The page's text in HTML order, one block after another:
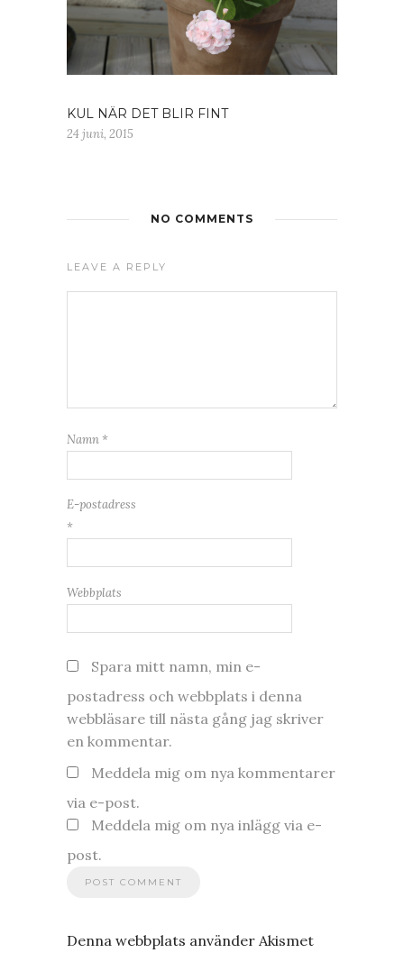
KUL NÄR DET BLIR FINT
24 juni, 2015
NO COMMENTS
LEAVE A REPLY
Namn *
E-postadress
*
Webbplats
Spara mitt namn, min e-
postadress och webbplats i denna
webbläsare till nästa gång jag skriver
en kommentar.
Meddela mig om nya kommentarer
via e-post.
Meddela mig om nya inlägg via e-
post.
Denna webbplats använder Akismet